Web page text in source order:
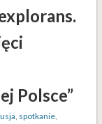
Polsce”
spotkanie